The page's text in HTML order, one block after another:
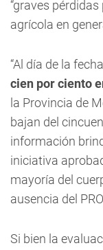
“graves
agrícola en
“Al día de la
cien por ciento
la Provincia de
bajan del
información
iniciativa
mayoría del
ausencia del
Si bien la